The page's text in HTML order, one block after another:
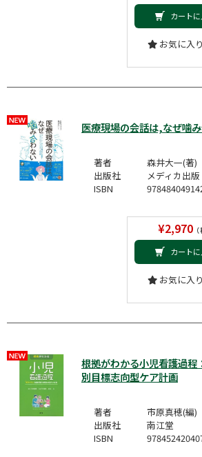
カート
お気に入
医療現場の会話は,なぜ噛
著者
森井大一(著)
出版社
メディカ出版
ISBN
¥2,970（
カート
お気に入
根拠がわかる小児看護過程
別目標志向型ケア計画
著者
市原真穂(編)
出版社
南江堂
ISBN